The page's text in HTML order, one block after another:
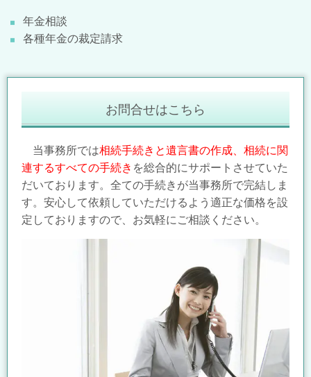
年金相談
各種年金の裁定請求
お問合せはこちら
当事務所では相続手続きと遺言書の作成、相続に関
連するすべての手続き を総合的にサポートさせていた
だいております。全ての手続きが当事務所で完結しま
す。安心して依頼していただけるよう適正な価格を設
定しておりますので、お気軽にご相談ください。